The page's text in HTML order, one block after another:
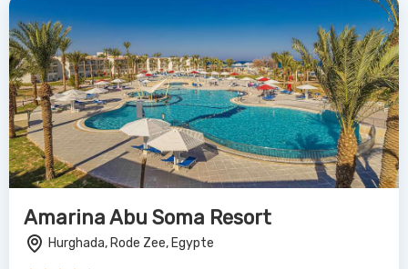
Amarina Abu Soma Resort
Hurghada, Rode Zee, Egypte